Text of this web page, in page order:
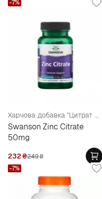
Харчова добавка "Цитрат цинку" для зміцнення імунітету
Swanson Zinc Citrate
50mg
232₴249₴
-7%
-7%